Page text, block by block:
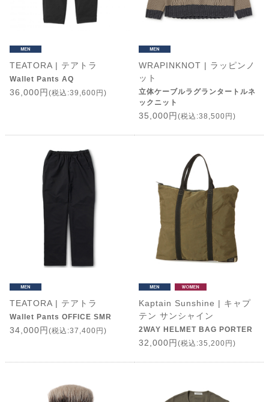
TEATORA | テアトラ
Wallet Pants AQ
36,000円(税込:39,600円)
WRAPINKNOT | ラッピンノ
ット
立体ケーブルラグランタートルネ
ックニット
35,000円(税込:38,500円)
TEATORA | テアトラ
Wallet Pants OFFICE SMR
34,000円(税込:37,400円)
Kaptain Sunshine | キャプ
テン サンシャイン
2WAY HELMET BAG PORTER
32,000円(税込:35,200円)